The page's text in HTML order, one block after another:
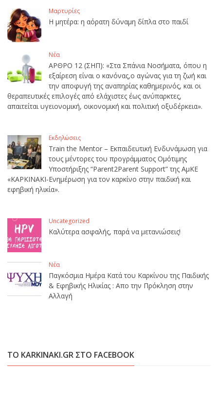
Μαρτυρίες
Η μητέρα: η αόρατη δύναμη δίπλα στο παιδί
Νέα
ΑΡΘΡΟ 12 (ΣΗΠ): «Στα Σπάνια Νοσήματα, όπου η
εξαίρεση είναι ο κανόνας,ο αγώνας για τη ζωή και
την αποφυγή της αναπηρίας καθημερινός, και οι
θεραπευτικές επιλογές από ελάχιστες έως ανύπαρκτες,
απαιτείται υγειονομική, οικονομική και πολιτική οξυδέρκεια».
Εκδηλώσεις
Train the Mentor – Εκπαιδευτική Ενδυνάμωση για
τους μέντορες του προγράμματος Ομότιμης
Υποστήριξης “Parent2Parent Support” της ΑμΚΕ
«ΚΑΡΚΙΝΑΚΙ-Ενημέρωση για τον καρκίνο στην παιδική και
εφηβική ηλικία».
Uncategorized
Καλύτερα ασφαλής, παρά να μετανιώσεις!
Νέα
Παγκόσμια Ημέρα Κατά του Καρκίνου της Παιδικής
& Εφηβικής Ηλικίας : Απο την Πρόκληση στην
Αλλαγή
ΤΟ KARKINAKI.GR ΣΤΟ FACEBOOK